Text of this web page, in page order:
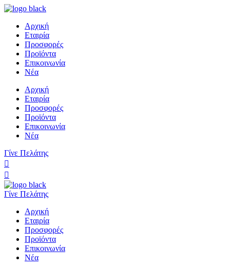
Αρχική
Εταιρία
Προσφορές
Προϊόντα
Επικοινωνία
Νέα
Αρχική
Εταιρία
Προσφορές
Προϊόντα
Επικοινωνία
Νέα
Γίνε Πελάτης
Γίνε Πελάτης
Αρχική
Εταιρία
Προσφορές
Προϊόντα
Επικοινωνία
Νέα